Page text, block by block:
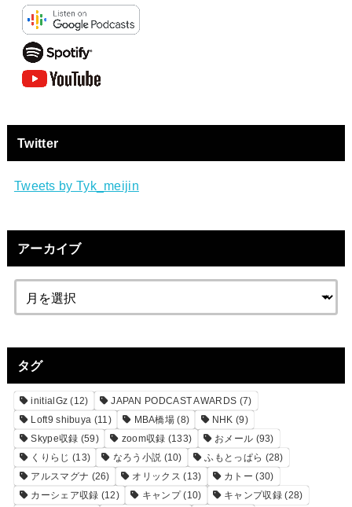
Twitter
Tweets by Tyk_meijin
アーカイブ
タグ
initialGz (12) JAPAN PODCAST AWARDS (7)
Loft9 shibuya (11) MBA橋場 (8) NHK (9)
Skype収録 (59) zoom収録 (133) おメール (93)
くりらじ (13) なろう小説 (10) ふもとっぱら (28)
アルスマグナ (26) オリックス (13) カトー (30)
カーシェア収録 (12) キャンプ(10) キャンプ収録(28)